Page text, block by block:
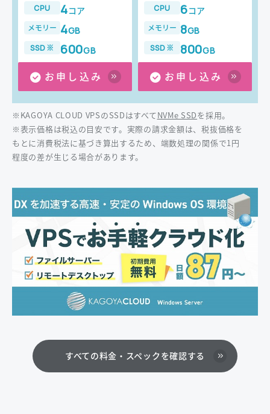
CPU 4コア
メモリー 4GB
SSD※ 600GB
お申し込み
CPU 6コア
メモリー 8GB
SSD※ 800GB
お申し込み
※KAGOYA CLOUD VPSのSSDはすべてNVMe SSDを採用。
※表示価格は税込の目安です。実際の請求金額は、税抜価格を
もとに消費税法に基づき算出するため、端数処理の関係で1円
程度の差が生じる場合があります。
すべての料金・スペックを確認する